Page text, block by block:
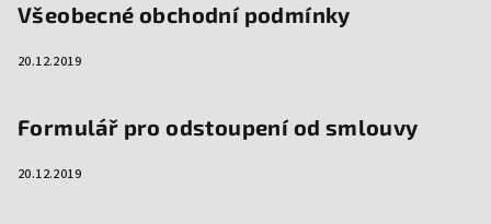
Všeobecné obchodní podmínky
20.12.2019
Formulář pro odstoupení od smlouvy
20.12.2019